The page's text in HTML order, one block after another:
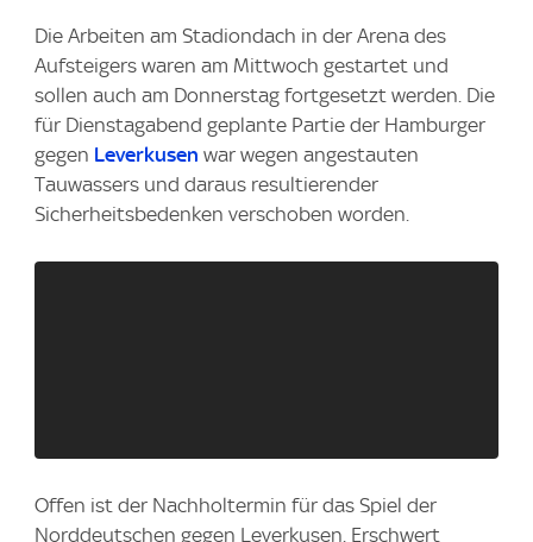
Die Arbeiten am Stadiondach in der Arena des
Aufsteigers waren am Mittwoch gestartet und
sollen auch am Donnerstag fortgesetzt werden. Die
für Dienstagabend geplante Partie der Hamburger
gegen Leverkusen war wegen angestauten
Tauwassers und daraus resultierender
Sicherheitsbedenken verschoben worden.
Offen ist der Nachholtermin für das Spiel der
Norddeutschen gegen Leverkusen. Erschwert